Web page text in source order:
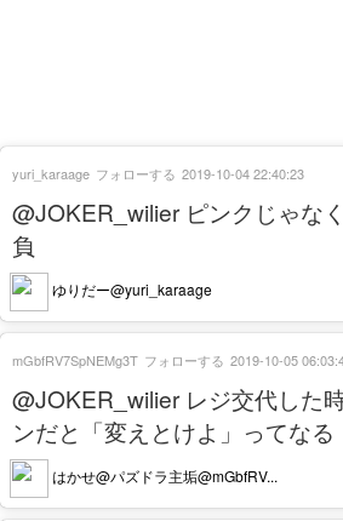
@JOKER_wilier ピンクじゃな
負
ゆりだー@yuri_karaage
yuri_karaage フォローする 2019-10-04 22:40:23
@JOKER_wilier レジ交代した
ンだと「変えとけよ」ってなる
はかせ@パズドラ主垢@mGbfRV...
mGbfRV7SpNEMg3T フォローする 2019-10-05